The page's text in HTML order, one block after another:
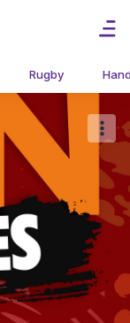
Rugby